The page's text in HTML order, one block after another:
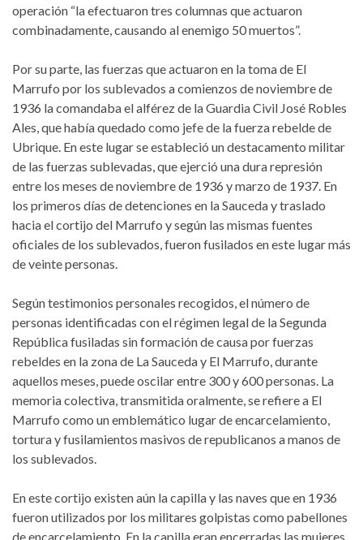
operación “la efectuaron tres columnas que actuaron
combinadamente, causando al enemigo 50 muertos”.
Por su parte, las fuerzas que actuaron en la toma de El
Marrufo por los sublevados a comienzos de noviembre de
1936 la comandaba el alférez de la Guardia Civil José Robles
Ales, que había quedado como jefe de la fuerza rebelde de
Ubrique. En este lugar se estableció un destacamento militar
de las fuerzas sublevadas, que ejerció una dura represión
entre los meses de noviembre de 1936 y marzo de 1937. En
los primeros días de detenciones en la Sauceda y traslado
hacia el cortijo del Marrufo y según las mismas fuentes
oficiales de los sublevados, fueron fusilados en este lugar más
de veinte personas.
Según testimonios personales recogidos, el número de
personas identificadas con el régimen legal de la Segunda
República fusiladas sin formación de causa por fuerzas
rebeldes en la zona de La Sauceda y El Marrufo, durante
aquellos meses, puede oscilar entre 300 y 600 personas. La
memoria colectiva, transmitida oralmente, se refiere a El
Marrufo como un emblemático lugar de encarcelamiento,
tortura y fusilamientos masivos de republicanos a manos de
los sublevados.
En este cortijo existen aún la capilla y las naves que en 1936
fueron utilizados por los militares golpistas como pabellones
de encarcelamiento. En la capilla eran encerradas las mujeres